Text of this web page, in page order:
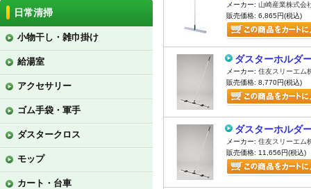
日常清掃
小物干し・雑巾掛け
給湯室
アクセサリー
ゴム手袋・軍手
ダスタークロス
モップ
カート・台車
メーカー: 山崎産業株式会
販売価格: 6,865円(税込)
ダスターホルダ
メーカー: 住友スリーエム
販売価格: 8,770円(税込)
ダスターホルダ
メーカー: 住友スリーエム
販売価格: 11,656円(税込)